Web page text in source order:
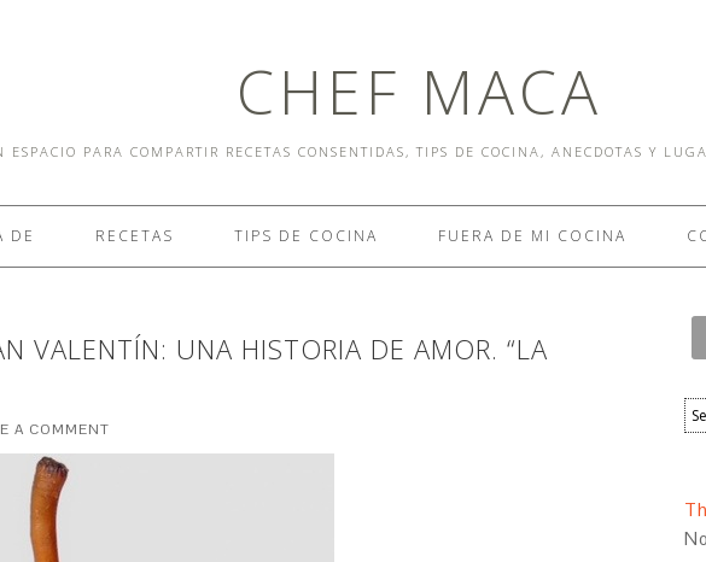
CHEF MACA
ESPACIO PARA COMPARTIR RECETAS CONSENTIDAS, TIPS DE COCINA, ANECDOTAS Y
DE RECETAS TIPS DE COCINA FUERA DE MI COCINA
VALENTÍN: UNA HISTORIA DE AMOR. “LA
A COMMENT